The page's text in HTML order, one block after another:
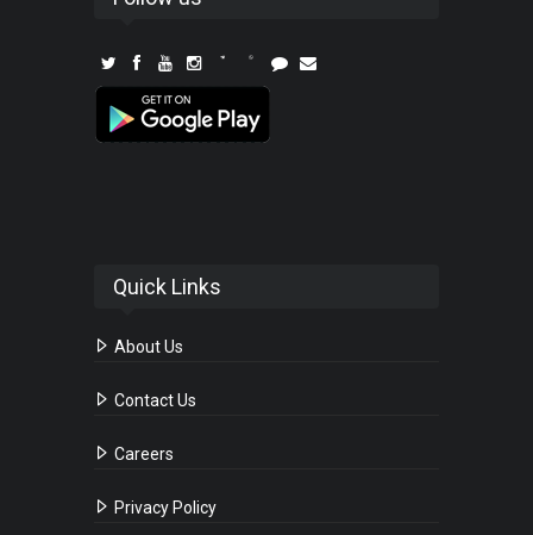
Quick Links
About Us
Contact Us
Careers
Privacy Policy